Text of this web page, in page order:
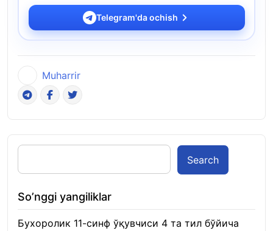
Telegram'da ochish
Muharrir
Search
So’nggi yangiliklar
Бухоролик 11-синф ўқувчиси 4 та тил бўйича